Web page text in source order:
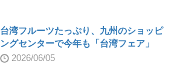
台湾フルーツたっぷり、九州のショッピ
ングセンターで今年も「台湾フェア」
2026/06/05